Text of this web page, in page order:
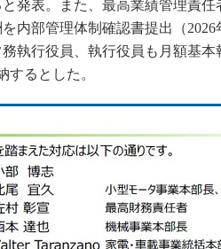
発表。また、最高業績管理責任
内部管理体制確認書提出（2026
執行役員、執行役員も月額基本
するとした。